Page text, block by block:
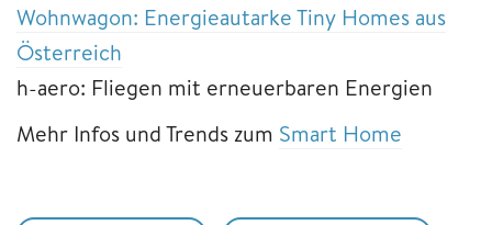
Wohnwagon: Energieautarke Tiny Homes aus
Österreich
h-aero: Fliegen mit erneuerbaren Energien
Mehr Infos und Trends zum Smart Home